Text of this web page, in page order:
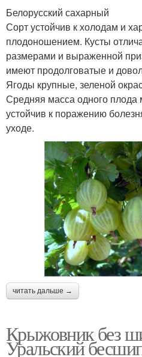
Белорусский сахарный
Сорт устойчив к холодам и
плодоношением. Кусты
размерами и выраженной
имеют продолговатые и
Ягоды крупные, зеленой
Средняя масса одного
устойчив к поражению
уходе.
читать дальше →
Крыжовник без
Уральский